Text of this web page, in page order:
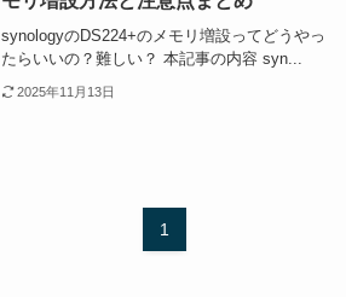
synologyのDS224+のメモリ増設ってどうやっ
たらいいの？難しい？ 本記事の内容 syn...
2025年11月13日
1